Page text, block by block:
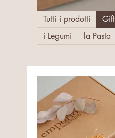
Tutti i prodotti
i Legumi
la Pasta